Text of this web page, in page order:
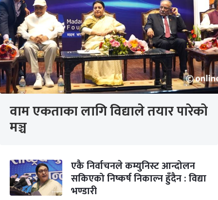
वाम एकताका लागि विद्याले तयार पारेको
मञ्च
एकै निर्वाचनले कम्युनिस्ट आन्दोलन
सकिएको निष्कर्ष निकाल्न हुँदैन : विद्या
भण्डारी